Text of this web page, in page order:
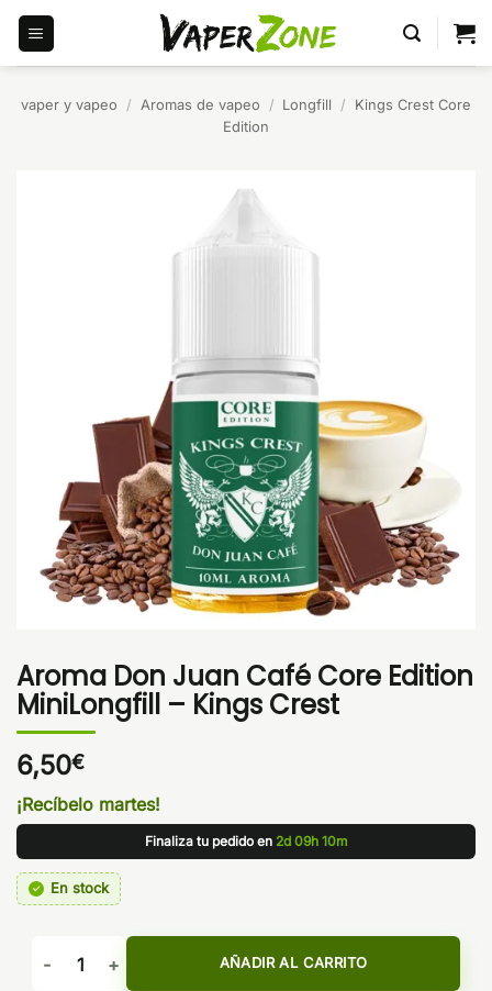
Saltar
contenido
vaper y vapeo / Aromas de vapeo / Longfill /
Kings Crest Core
Edition
Aroma Don Juan Café Core Edition
MiniLongfill – Kings Crest
6,50€
¡Recíbelo martes!
Finaliza tu pedido en 2d 09h 10m
En stock
Aroma Don Juan Café Core Edition MiniLongfill - Kings
AÑADIR AL CARRITO